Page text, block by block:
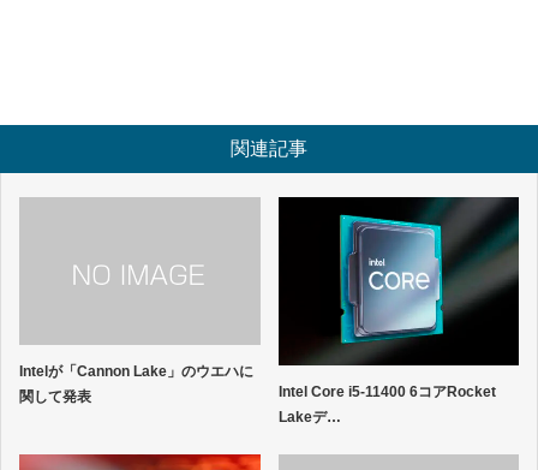
関連記事
Intelが「Cannon Lake」のウエハに
関して発表
Intel Core i5-11400 6コアRocket
Lakeデ…